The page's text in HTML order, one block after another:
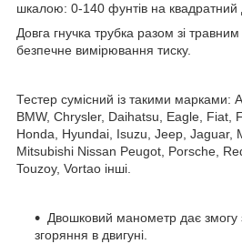
шкалою: 0-140 фунтів на квадратний
Довга гнучка трубка разом зі
безпечне вимірювання тиску.
Тестер сумісний із такими марками:
BMW, Chrysler, Daihatsu, Eagle, Fiat,
Honda, Hyundai, Isuzu, Jeep, Jaguar,
Mitsubishi Nissan Peugot, Porsche,
Touzoy, Vortao інші.
Двошковий манометр дає змогу
згоряння в двигуні.